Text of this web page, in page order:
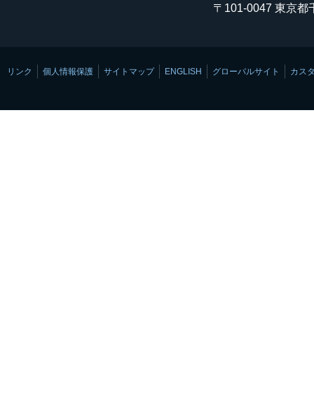
〒101-0047 東京都
リンク 個人情報保護 サイトマップ ENGLISH グローバルサイト カス